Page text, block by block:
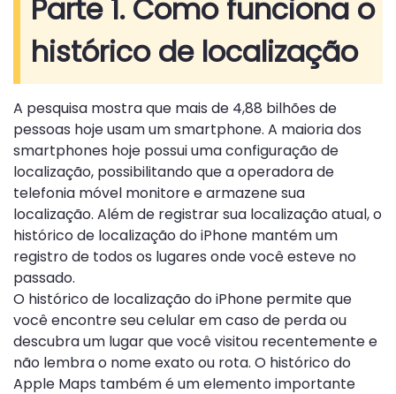
Parte 1. Como funciona o
histórico de localização
A pesquisa mostra que mais de 4,88 bilhões de
pessoas hoje usam um smartphone. A maioria dos
smartphones hoje possui uma configuração de
localização, possibilitando que a operadora de
telefonia móvel monitore e armazene sua
localização. Além de registrar sua localização atual, o
histórico de localização do iPhone mantém um
registro de todos os lugares onde você esteve no
passado.
O histórico de localização do iPhone permite que
você encontre seu celular em caso de perda ou
descubra um lugar que você visitou recentemente e
não lembra o nome exato ou rota. O histórico do
Apple Maps também é um elemento importante